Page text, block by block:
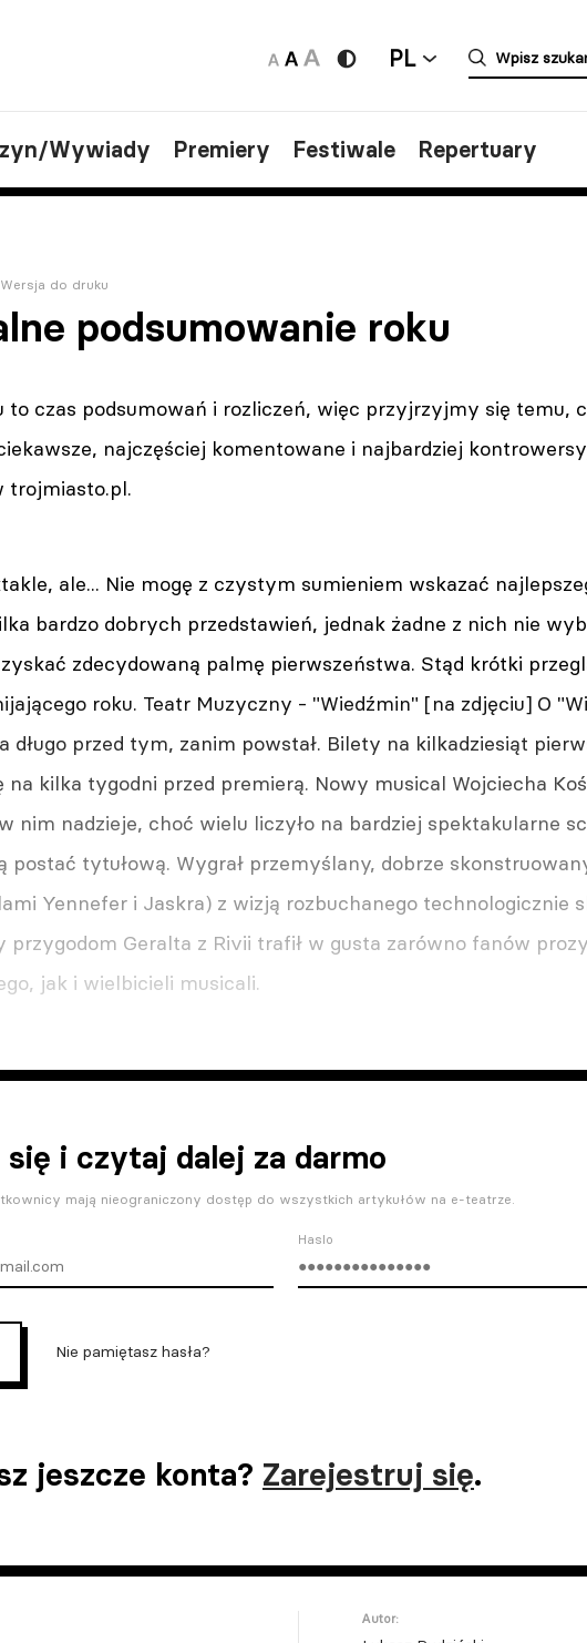
PL
Wywiady Premiery Festiwale Repertuary
Wersja do druku
podsumowanie roku
to czas podsumowań i rozliczeń, więc przyjrzyjmy się temu,
najczęściej komentowane i najbardziej
trojmiasto.pl.
ale... Nie mogę z czystym sumieniem wskazać
bardzo dobrych przedstawień, jednak żadne z nich nie
zdecydowaną palmę pierwszeństwa. Stąd krótki
roku. Teatr Muzyczny - "Wiedźmin" [na zdjęciu] O
długo przed tym, zanim powstał. Bilety na kilkadziesiąt
na kilka tygodni przed premierą. Nowy musical Wojciecha
nim nadzieje, choć wielu liczyło na bardziej spektakularne
postać tytułową. Wygrał przemyślany, dobrze
Yennefer i Jaskra) z wizją rozbuchanego technologicznie
przygodom Geralta z Rivii trafił w gusta zarówno fanów
jak i wielbicieli musicali.
się i czytaj dalej za darmo
mają nieograniczony dostęp do wszystkich artykułów na e-teatrze.
Haslo
Nie pamiętasz hasła?
jeszcze konta? Zarejestruj się.
Autor: